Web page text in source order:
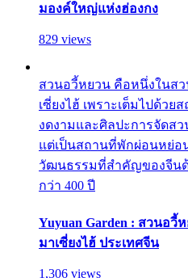
มองค์ใหญ่แห่งฮ่องกง
829 views
สวนอวี้หยวน คือหนึ่งในส
เซี่ยงไฮ้ เพราะเต็มไปด้ว
งดงามและศิลปะการจัดส
แต่เป็นสถานที่พักผ่อนหย่อ
วัฒนธรรมที่สำคัญของจีน
กว่า 400 ปี
Yuyuan Garden : สวนอวี้
มาเซี่ยงไฮ้ ประเทศจีน
1,306 views